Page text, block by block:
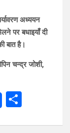
अध्ययन
पर बधाइयाँ दी
बात है।
चन्द्र जोशी,